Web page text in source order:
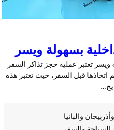
بسهولة ويسر
ويسر تعتبر عملية حجز تذاكر السفر
اتخاذها قبل السفر، حيث تعتبر هذه
يج…
والبانيا